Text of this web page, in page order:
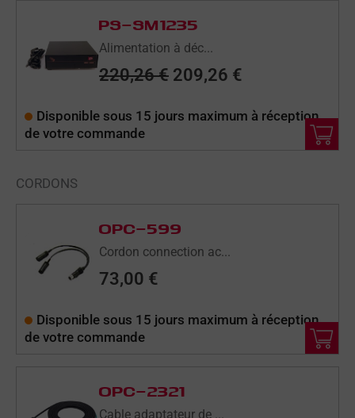
PS-SM1235
Alimentation à déc...
220,26€
PRIX
INITIAL
220,26 €.
209,26 €
Disponible sous 15 jours maximum à réception
de votre commande
CORDONS
OPC-599
Cordon connection ac...
73,00 €
Disponible sous 15 jours maximum à réception
de votre commande
OPC-2321
Cable adaptateur de ...